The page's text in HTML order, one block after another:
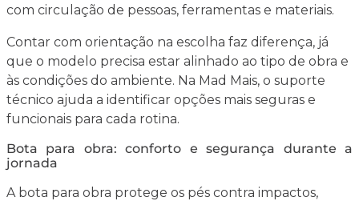
com circulação de pessoas, ferramentas e materiais.
Contar com orientação na escolha faz diferença, já
que o modelo precisa estar alinhado ao tipo de obra e
às condições do ambiente. Na Mad Mais, o suporte
técnico ajuda a identificar opções mais seguras e
funcionais para cada rotina.
Bota para obra: conforto e segurança durante a
jornada
A bota para obra protege os pés contra impactos,